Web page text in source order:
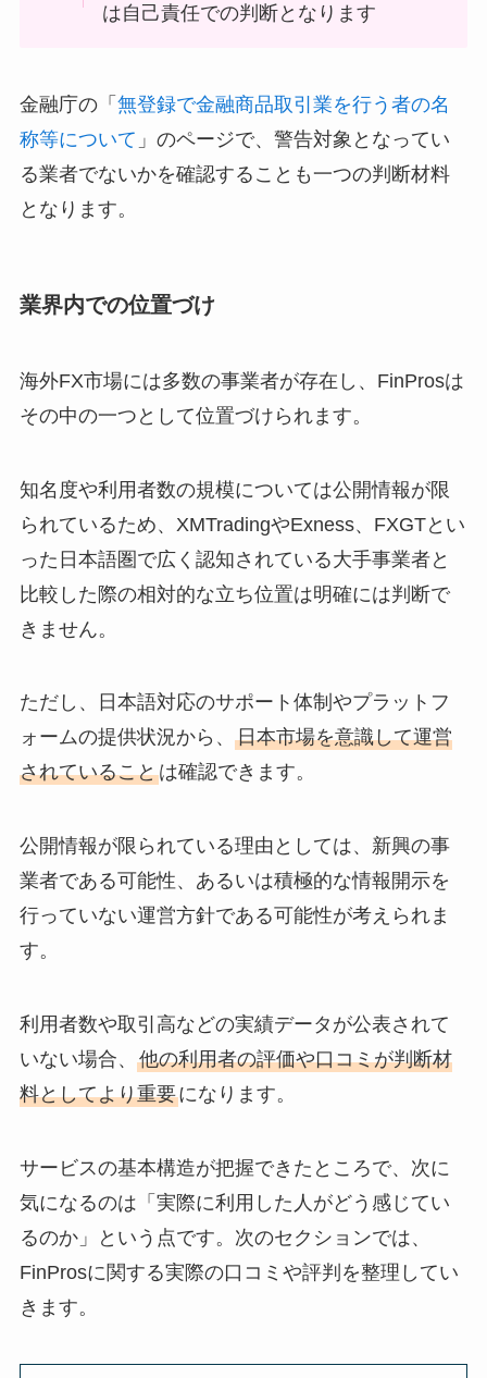
は自己責任での判断となります
金融庁の「 無登録で金融商品取引業を行う者の名
称等について 」のページで、警告対象となってい
る業者でないかを確認することも一つの判断材料
となります。
業界内での位置づけ
海外FX市場には多数の事業者が存在し、FinProsは
その中の一つとして位置づけられます。
知名度や利用者数の規模については公開情報が限
られているため、XMTradingやExness、FXGTとい
った日本語圏で広く認知されている大手事業者と
比較した際の相対的な立ち位置は明確には判断で
きません。
ただし、日本語対応のサポート体制やプラットフ
ォームの提供状況から、 日本市場を意識して運営
されていることは確認できます。
公開情報が限られている理由としては、新興の事
業者である可能性、あるいは積極的な情報開示を
行っていない運営方針である可能性が考えられま
す。
利用者数や取引高などの実績データが公表されて
いない場合、 他の利用者の評価や口コミが判断材
料としてより重要になります。
サービスの基本構造が把握できたところで、次に
気になるのは「実際に利用した人がどう感じてい
るのか」という点です。次のセクションでは、
FinProsに関する実際の口コミや評判を整理してい
きます。